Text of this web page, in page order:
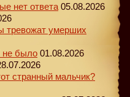
нет ответа 05.08.2026
тревожат умерших
не было 01.08.2026
странный мальчик?